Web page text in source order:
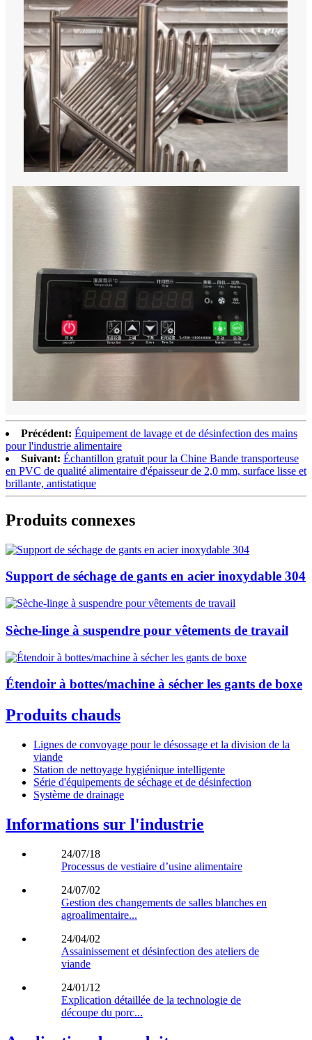
Précédent: Équipement de lavage et de désinfection des mains
pour l'industrie alimentaire
Suivant: Échantillon gratuit pour la Chine Bande transporteuse
en PVC de qualité alimentaire d'épaisseur de 2,0 mm, surface lisse et
brillante, antistatique
Produits connexes
Support de séchage de gants en acier inoxydable 304
Sèche-linge à suspendre pour vêtements de travail
Étendoir à bottes/machine à sécher les gants de boxe
Produits chauds
Lignes de convoyage pour le désossage et la division de la
viande
Station de nettoyage hygiénique intelligente
Série d'équipements de séchage et de désinfection
Système de drainage
Informations sur l'industrie
24/07/18
Processus de vestiaire d’usine alimentaire
24/07/02
Gestion des changements de salles blanches en
agroalimentaire...
24/04/02
Assainissement et désinfection des ateliers de
viande
24/01/12
Explication détaillée de la technologie de
découpe du porc...